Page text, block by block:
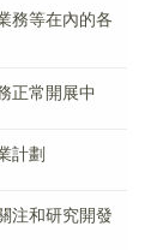
務等在內的各
正常開展中
計劃
注和研究開發